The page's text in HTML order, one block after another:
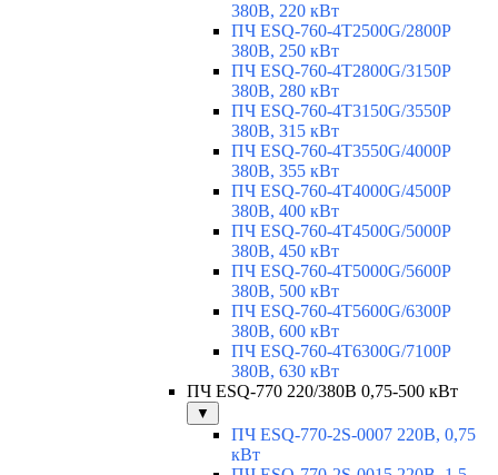
380В, 220 кВт
ПЧ ESQ-760-4T2500G/2800P
380В, 250 кВт
ПЧ ESQ-760-4T2800G/3150P
380В, 280 кВт
ПЧ ESQ-760-4T3150G/3550P
380В, 315 кВт
ПЧ ESQ-760-4T3550G/4000P
380В, 355 кВт
ПЧ ESQ-760-4T4000G/4500P
380В, 400 кВт
ПЧ ESQ-760-4T4500G/5000P
380В, 450 кВт
ПЧ ESQ-760-4T5000G/5600P
380В, 500 кВт
ПЧ ESQ-760-4T5600G/6300P
380В, 600 кВт
ПЧ ESQ-760-4T6300G/7100P
380В, 630 кВт
ПЧ ESQ-770 220/380В 0,75-500 кВт
▼
ПЧ ESQ-770-2S-0007 220В, 0,75
кВт